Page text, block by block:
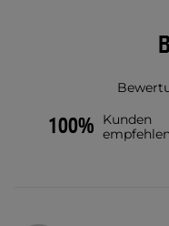
100%
Kunden
empfehlen